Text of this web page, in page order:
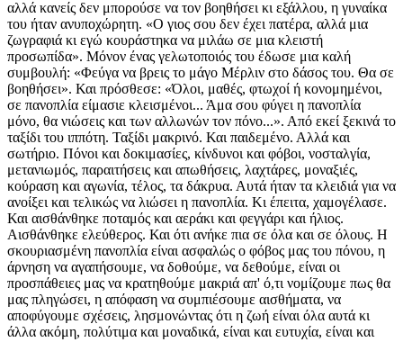
αλλά κανείς δεν μπορούσε να τον βοηθήσει κι εξάλλου, η γυναίκα
του ήταν ανυποχώρητη. «Ο γιος σου δεν έχει πατέρα, αλλά μια
ζωγραφιά κι εγώ κουράστηκα να μιλάω σε μια κλειστή
προσωπίδα». Μόνον ένας γελωτοποιός του έδωσε μια καλή
συμβουλή: «Φεύγα να βρεις το μάγο Μέρλιν στο δάσος του. Θα σε
βοηθήσει». Και πρόσθεσε: «Όλοι, μαθές, φτωχοί ή κονομημένοι,
σε πανοπλία είμασιε κλεισμένοι... Άμα σου φύγει η πανοπλία
μόνο, θα νιώσεις και των αλλωνών τον πόνο...». Από εκεί ξεκινά το
ταξίδι του ιππότη. Ταξίδι μακρινό. Και παιδεμένο. Αλλά και
σωτήριο. Πόνοι και δοκιμασίες, κίνδυνοι και φόβοι, νοσταλγία,
μετανιωμός, παραιτήσεις και απωθήσεις, λαχτάρες, μοναξιές,
κούραση και αγωνία, τέλος, τα δάκρυα. Αυτά ήταν τα κλειδιά για να
ανοίξει και τελικώς να λιώσει η πανοπλία. Κι έπειτα, χαμογέλασε.
Και αισθάνθηκε ποταμός και αεράκι και φεγγάρι και ήλιος.
Αισθάνθηκε ελεύθερος. Και ότι ανήκε πια σε όλα και σε όλους. Η
σκουριασμένη πανοπλία είναι ασφαλώς ο φόβος μας του πόνου, η
άρνηση να αγαπήσουμε, να δοθούμε, να δεθούμε, είναι οι
προσπάθειες μας να κρατηθούμε μακριά απ' ό,τι νομίζουμε πως θα
μας πληγώσει, η απόφαση να συμπιέσουμε αισθήματα, να
αποφύγουμε σχέσεις, λησμονώντας ότι η ζωή είναι όλα αυτά κι
άλλα ακόμη, πολύτιμα και μοναδικά, είναι και ευτυχία, είναι και